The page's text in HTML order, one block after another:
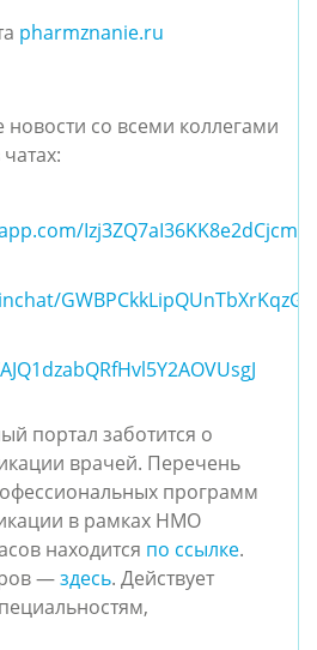
pharmznanie.ru
новости со всеми коллегами
Izj3ZQ7aI36KK8e2dCjcm4
GWBPCkkLipQUnTbXrKqzGA
портал заботится о
врачей. Перечень
программ
в рамках НМО
находится по ссылке.
—здесь. Действует